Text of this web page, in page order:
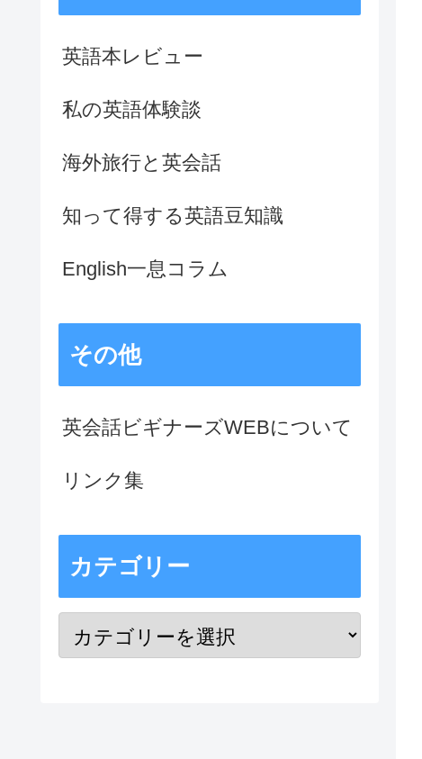
英語本レビュー
私の英語体験談
海外旅行と英会話
知って得する英語豆知識
English一息コラム
その他
英会話ビギナーズWEBについて
リンク集
カテゴリー